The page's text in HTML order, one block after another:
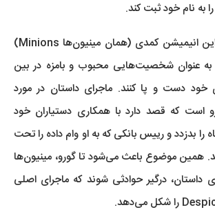
به نام خود ثبت کند.
موجودات زرد رنگ این انیمیشن کمدی (همان مینیون‌ها Minions)
به عنوان شخصیت‌هایی محبوب و بامزه در بین
خود دست و پا کنند. ماجرای داستان در مورد
است که قصد دارد با همکاری دستیاران خود
را بدزدد و رییس بانکی که به او وام داده را تحت
همین موضوع باعث می‌شود تا گورو، مینیون‌ها
درگیر حوادثی شوند که ماجرای اصلی